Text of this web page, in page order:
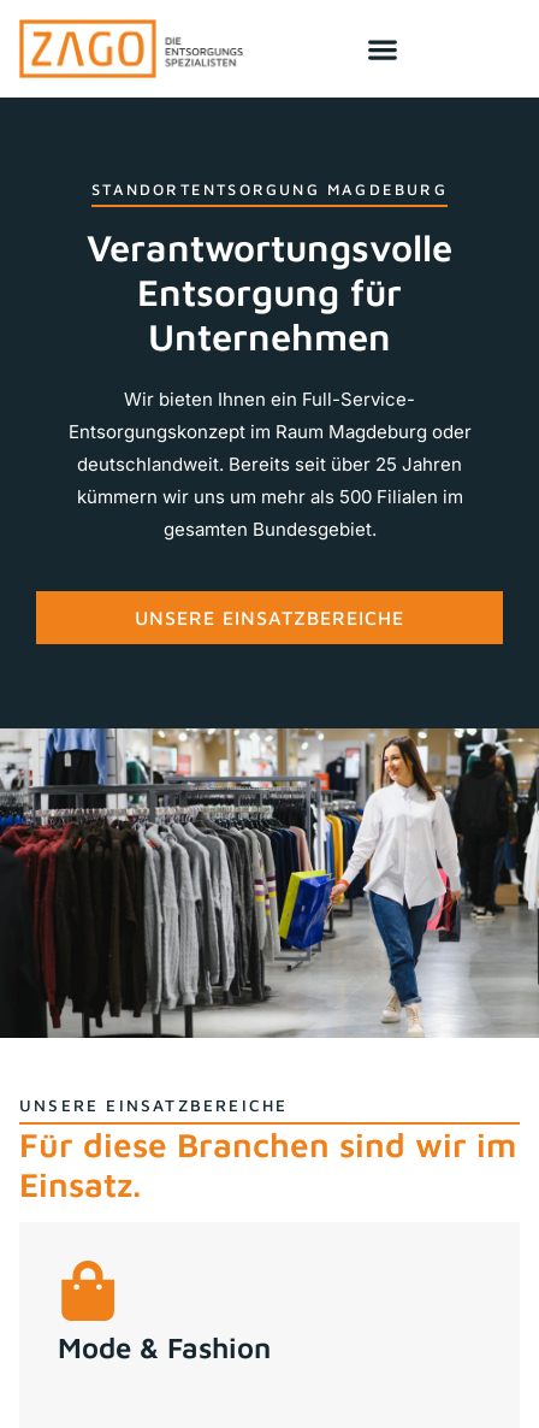
STANDORTENTSORGUNG MAGDEBURG
Verantwortungsvolle
Entsorgung für
Unternehmen
Wir bieten Ihnen ein Full-Service-
Entsorgungskonzept im Raum Magdeburg oder
deutschlandweit. Bereits seit über 25 Jahren
kümmern wir uns um mehr als 500 Filialen im
gesamten Bundesgebiet.
UNSERE EINSATZBEREICHE
UNSERE EINSATZBEREICHE
Für diese Branchen sind wir im
Einsatz.
Mode & Fashion